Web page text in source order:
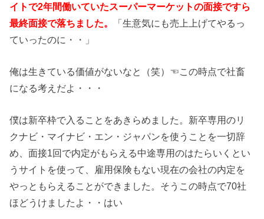
イトで2年間働いていたスーパーマーケットの面接ですら
最終面接で落ちました。
「生意気にも売上上げてやるっ
ていったのに・・」
俺は生きている価値がないなと（笑）☜この時点で社畜
になる考えだよ・・・
僕は新卒枠で入ることをあきらめました。新卒専用のリ
クナビ・マイナビ・エン・ジャパンを使うことを一切辞
め、面接1回で内定がもらえる中途専用のはたらいくとい
うサイトを使って、雇用保険もない現在の会社の内定を
やっともらえることができました。そうこの時点で70社
ほどうけましたよ・・はい